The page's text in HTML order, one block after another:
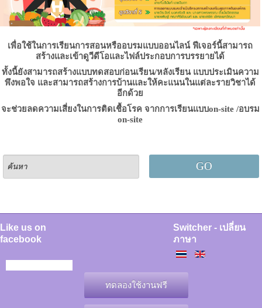
เพื่อใช้ในการเรียนการสอนหรืออบรมแบบออนไลน์ ฟีเจอร์นี้สามารถ
สร้างและเข้าดูวีดีโอและไฟล์ประกอบการบรรยายได้
ทั้งนี้ยังสามารถสร้างแบบทดสอบก่อนเรียน/หลังเรียน แบบประเมินความ
พึงพอใจ และสามารถสร้างการบ้านและให้คะแนนในแต่ละรายวิชาได้
อีกด้วย
จะช่วยลดความเสี่ยงในการติดเชื้อโรค จากการเรียนแบบon-site /อบรม
on-site
GO
Like us on
facebook
ทดลองใช้งานฟรี
Switcher - เปลี่ยน
ภาษา